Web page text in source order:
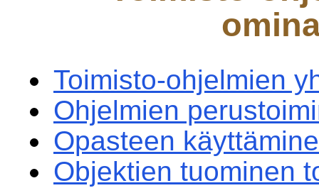
Toimisto-ohjelmien
Ohjelmien
Opasteen
Objektien tuominen